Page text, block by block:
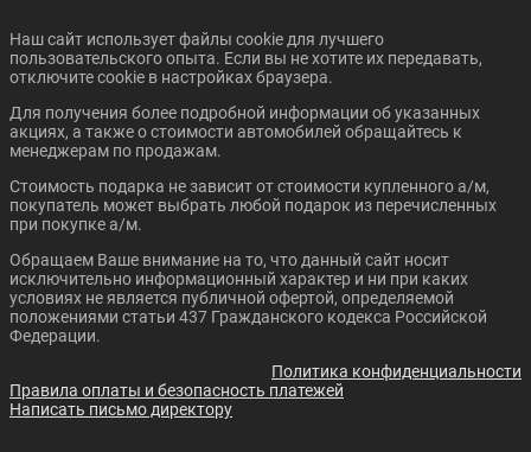
Наш сайт использует файлы cookie для лучшего
пользовательского опыта. Если вы не хотите их передавать,
отключите cookie в настройках браузера.
Для получения более подробной информации об указанных
акциях, а также о стоимости автомобилей обращайтесь к
менеджерам по продажам.
Стоимость подарка не зависит от стоимости купленного а/м,
покупатель может выбрать любой подарок из перечисленных
при покупке а/м.
Обращаем Ваше внимание на то, что данный сайт носит
исключительно информационный характер и ни при каких
условиях не является публичной офертой, определяемой
положениями статьи 437 Гражданского кодекса Российской
Федерации.
Политика конфиденциальности
Правила оплаты и безопасность платежей
Написать письмо директору